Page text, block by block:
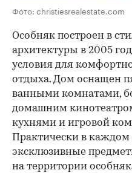
Фото: christiesrealestate.com
Особняк построен в
архитектуры в 2005
условия для
отдыха. Дом оснащен
ванными комнатами,
домашним
кухнями и игровой
Практически в
эксклюзивные
на территории